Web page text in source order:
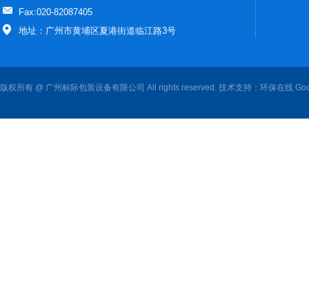
Fax:020-82087405
地址：广州市黄埔区夏港街道临江路3号
版权所有 @ 广州标际包装设备有限公司 All rights reserved. 技术支持： 环保在线